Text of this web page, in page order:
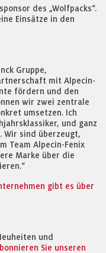
des „Wolfpacks“.
Einsätze in den
Gruppe,
mit Alpecin-
fördern und den
wir zwei zentrale
umsetzen. Ich
und ganz
Wir sind überzeugt,
Team Alpecin-Fenix
Marke über die
gibt es über
und
Sie unseren